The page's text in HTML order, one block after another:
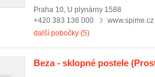
Praha 10, U plynárny 1588
+420 383 136 000
www.spime.cz
další pobočky (5)
Beza - sklopné postele